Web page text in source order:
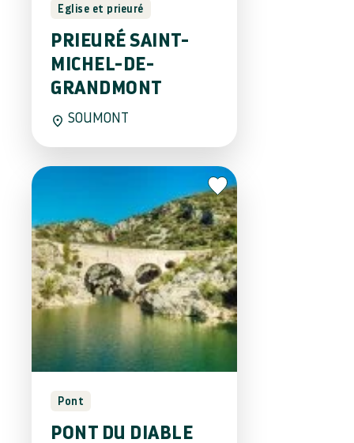
Eglise et prieuré
PRIEURÉ SAINT-
MICHEL-DE-
GRANDMONT
SOUMONT
Pont
PONT DU DIABLE